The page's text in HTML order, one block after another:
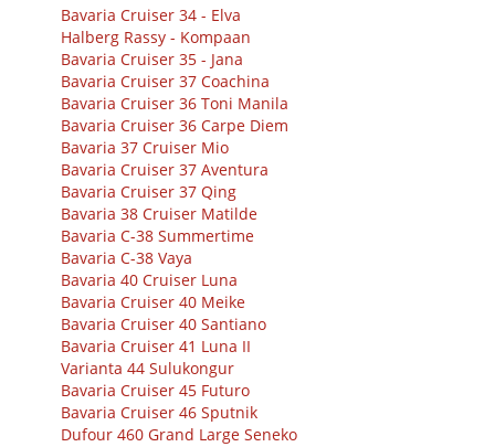
Bavaria Cruiser 34 - Elva
Halberg Rassy - Kompaan
Bavaria Cruiser 35 - Jana
Bavaria Cruiser 37 Coachina
Bavaria Cruiser 36 Toni Manila
Bavaria Cruiser 36 Carpe Diem
Bavaria 37 Cruiser Mio
Bavaria Cruiser 37 Aventura
Bavaria Cruiser 37 Qing
Bavaria 38 Cruiser Matilde
Bavaria C-38 Summertime
Bavaria C-38 Vaya
Bavaria 40 Cruiser Luna
Bavaria Cruiser 40 Meike
Bavaria Cruiser 40 Santiano
Bavaria Cruiser 41 Luna II
Varianta 44 Sulukongur
Bavaria Cruiser 45 Futuro
Bavaria Cruiser 46 Sputnik
Dufour 460 Grand Large Seneko